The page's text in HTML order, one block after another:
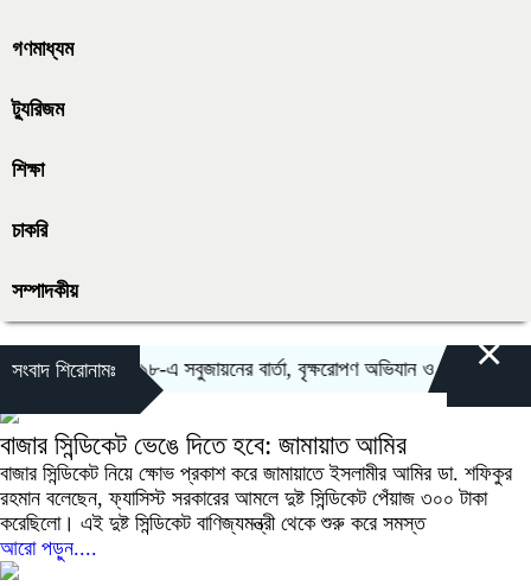
গণমাধ্যম
ট্যুরিজম
শিক্ষা
চাকরি
সম্পাদকীয়
সংবাদ শিরোনামঃ
উত্তরা সেক্টর-১৮-এ সবুজায়নের বার্তা, বৃক্ষরোপণ অভিযান ও র‍্যালির×
বাজার সিন্ডিকেট ভেঙে দিতে হবে: জামায়াত আমির
বাজার সিন্ডিকেট নিয়ে ক্ষোভ প্রকাশ করে জামায়াতে ইসলামীর আমির ডা. শফিকুর
রহমান বলেছেন, ফ্যাসিস্ট সরকারের আমলে দুষ্ট সিন্ডিকেট পেঁয়াজ ৩০০ টাকা
করেছিলো। এই দুষ্ট সিন্ডিকেট বাণিজ্যমন্ত্রী থেকে শুরু করে সমস্ত
আরো পড়ুন....